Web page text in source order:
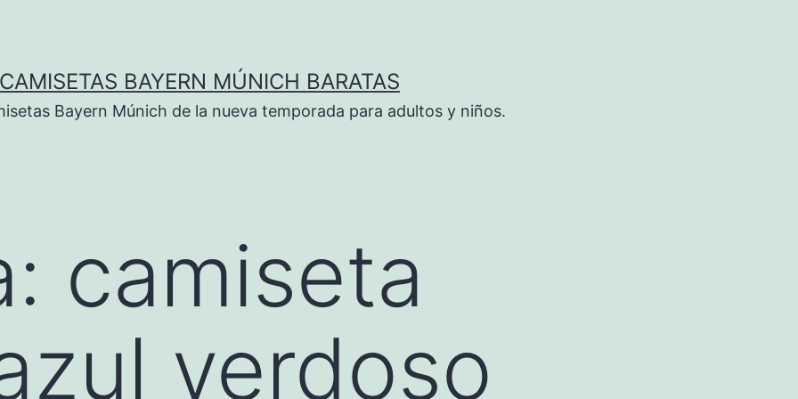
CAMISETAS BAYERN MÚNICH BARATAS
Bayern Múnich de la nueva temporada para adultos y niños.
camiseta
verdoso